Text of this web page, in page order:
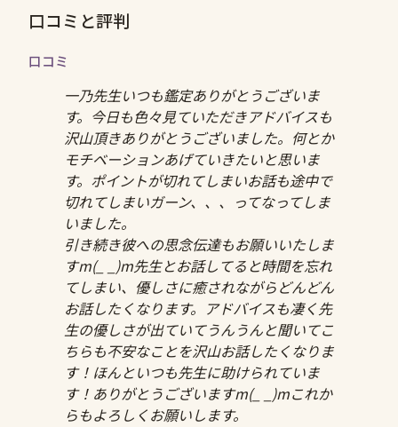
口コミと評判
口コミ
一乃先生いつも鑑定ありがとうございま
す。今日も色々見ていただきアドバイスも
沢山頂きありがとうございました。何とか
モチベーションあげていきたいと思いま
す。ポイントが切れてしまいお話も途中で
切れてしまいガーン、、、ってなってしま
いました。
引き続き彼への思念伝達もお願いいたしま
すm(_ _)m先生とお話してると時間を忘れ
てしまい、優しさに癒されながらどんどん
お話したくなります。アドバイスも凄く先
生の優しさが出ていてうんうんと聞いてこ
ちらも不安なことを沢山お話したくなりま
す！ほんといつも先生に助けられていま
す！ありがとうございますm(_ _)mこれか
らもよろしくお願いします。